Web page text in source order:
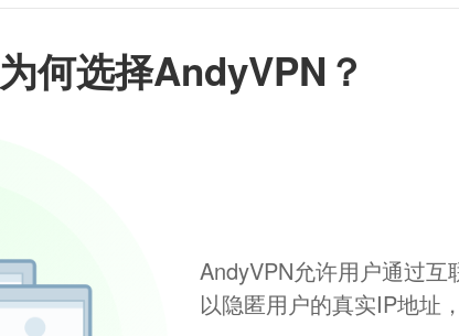
为何选择AndyVPN？
AndyVPN允许用户通过
以隐匿用户的真实IP地址